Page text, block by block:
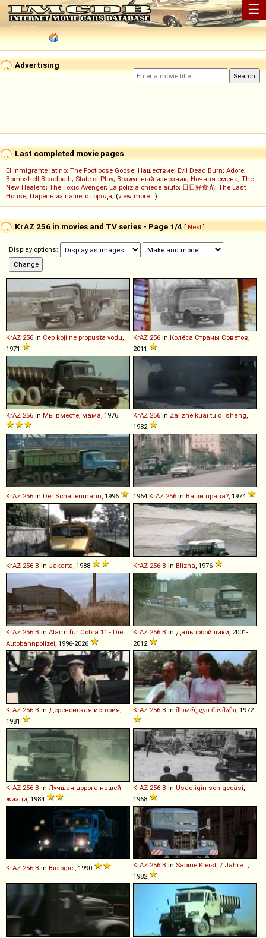
☰
Advertising
Last completed movie pages
El inmigrante latino; The Footloose Goose; Нашествие; Evil Dead Burn; Adore;
Bombshell Bloodbath; State of Play; Воздушный извозчик; Ночная смена; The
New Healers; The Toxic Avenger; La polizia chiede aiuto; 日日好食光; The Last
House; Парень из нашего города; (view more...)
KrAZ 256 in movies and TV series - Page 1/4 [ Next]
Display options:
KrAZ 256 in Cep koji ne propusta vodu
1971
KrAZ 256 in Колёса Страны Советов
2011
KrAZ 256 in Мы вместе, мама , 1976 KrAZ 256 in Zai zhe kuai tu di shang
1982
KrAZ 256 in Der Schattenmann , 1996 1964 KrAZ 256 in Ваши права? , 1974
KrAZ 256 B in Jakarta , 1988 KrAZ 256 B in Blizna , 1976
KrAZ 256 B in Alarm für Cobra 11 - Die
Autobahnpolizei , 1996-2026
KrAZ 256 B in Дальнобойщики , 2001-
2012
KrAZ 256 B in Деревенская история
1981
KrAZ 256 B in მხიარული რომანი , 1972
KrAZ 256 B in Лучшая дорога нашей
жизни , 1984
KrAZ 256 B in Usaqligin son gecäsi
1968
KrAZ 256 B in Biologie!, 1990 KrAZ 256 B in Sabine Kleist, 7 Jahre…,
1982